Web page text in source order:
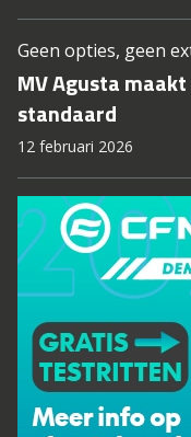
Geen opties, geen
MV Agusta
standaard
12 februari 2026